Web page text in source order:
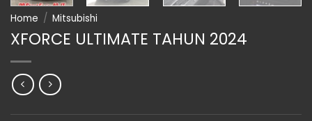
Home / Mitsubishi
XFORCE ULTIMATE TAHUN 2024